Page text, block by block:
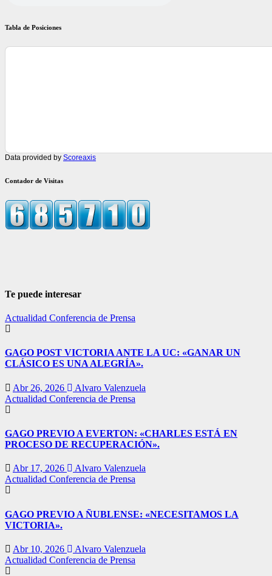
Tabla de Posiciones
Data provided by Scoreaxis
Contador de Visitas
Te puede interesar
Actualidad Conferencia de Prensa
GAGO POST VICTORIA ANTE LA UC: «GANAR UN
CLÁSICO ES UNA ALEGRÍA».
Abr 26, 2026
Alvaro Valenzuela
Actualidad Conferencia de Prensa
GAGO PREVIO A EVERTON: «CHARLES ESTÁ EN
PROCESO DE RECUPERACIÓN».
Abr 17, 2026
Alvaro Valenzuela
Actualidad Conferencia de Prensa
GAGO PREVIO A ÑUBLENSE: «NECESITAMOS LA
VICTORIA».
Abr 10, 2026
Alvaro Valenzuela
Actualidad Conferencia de Prensa